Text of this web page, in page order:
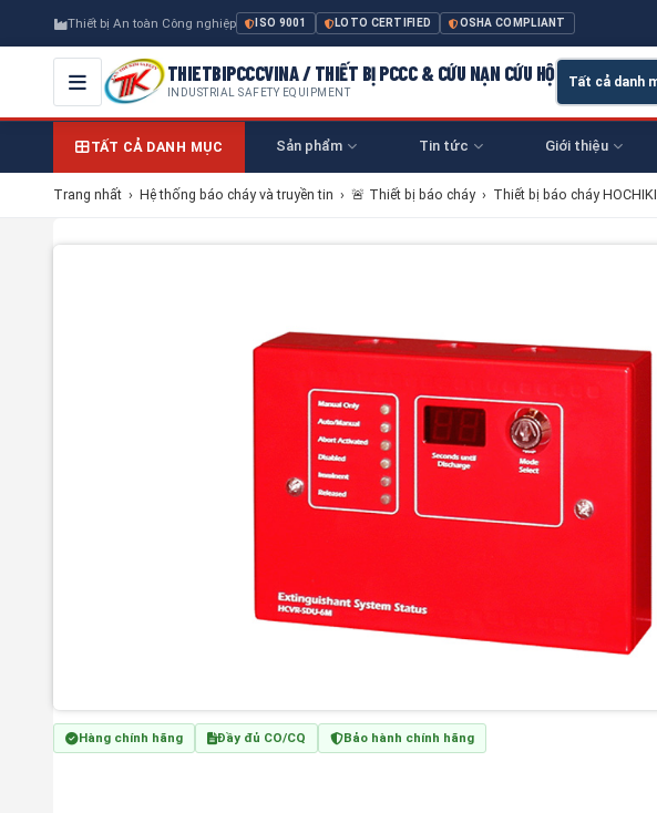
Thiết bị An toàn Công nghiệp ISO 9001 LOTO CERTIFIED OSHA COMPLIANT
THIETBIPCCCVINA / THIẾT BỊ PCCC & CỨU NẠN CỨU HỘ
INDUSTRIAL SAFETY EQUIPMENT
TẤT CẢ DANH MỤC Sản phẩm Tin tức Giới thiệu
Trang nhất › Hệ thống báo cháy và truyền tin › 🚨 Thiết bị báo cháy › Thiết bị báo cháy HOCHIKI
Hàng chính hãng Đầy đủ CO/CQ Bảo hành chính hãng